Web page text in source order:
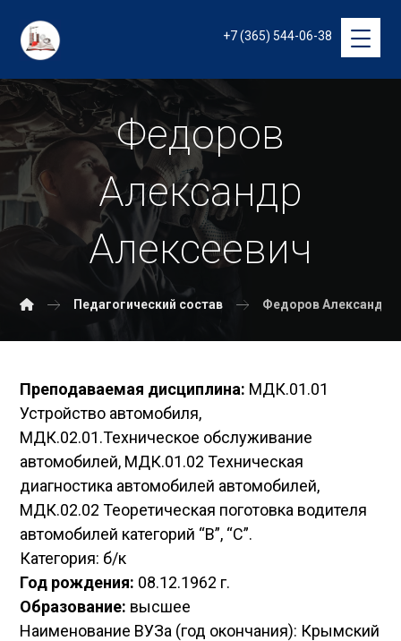
+7 (365) 544-06-38
Федоров
Александр
Алексеевич
Педагогический состав Федоров Александр
Преподаваемая дисциплина: МДК.01.01
Устройство автомобиля,
МДК.02.01.Техническое обслуживание
автомобилей, МДК.01.02 Техническая
диагностика автомобилей автомобилей,
МДК.02.02 Теоретическая поготовка водителя
автомобилей категорий “В”, “С”.
Категория: б/к
Год рождения: 08.12.1962 г.
Образование: высшее
Наименование ВУЗа (год окончания): Крымский